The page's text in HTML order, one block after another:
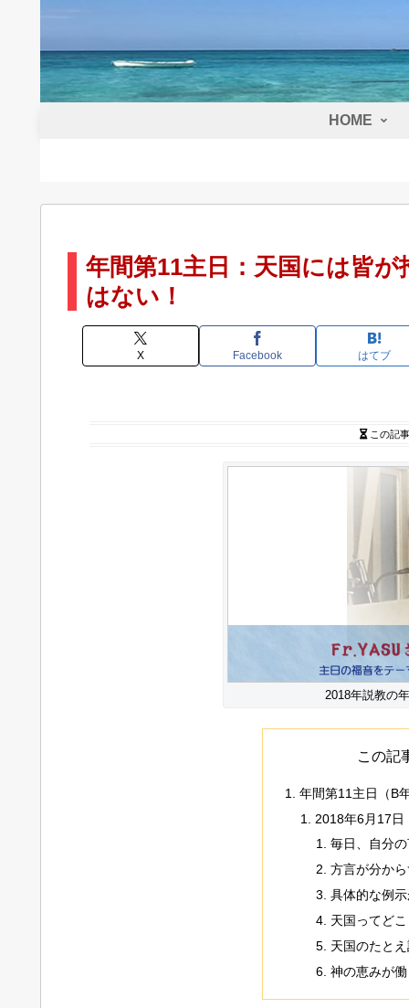
HOME
年間第11主日：天国には皆
はない！
X Facebook はてブ
この記
2018年説教の
この記
年間第11主日（B
2018年6月17日
毎日、自分
方言が分か
具体的な例
天国ってど
天国のたと
神の恵みが